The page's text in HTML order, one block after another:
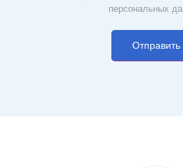
персональных